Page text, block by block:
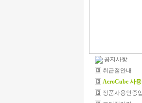
공지사항
취급점안내
AeroCube 사용
정품사용인증